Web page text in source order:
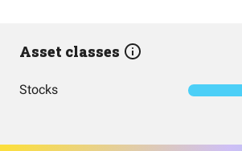
Asset classes
Stocks